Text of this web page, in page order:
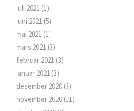
juli 2021 (1)
juni 2021 (5)
mai 2021 (1)
mars 2021 (3)
februar 2021 (3)
januar 2021 (3)
desember 2020(3)
november 2020(11)